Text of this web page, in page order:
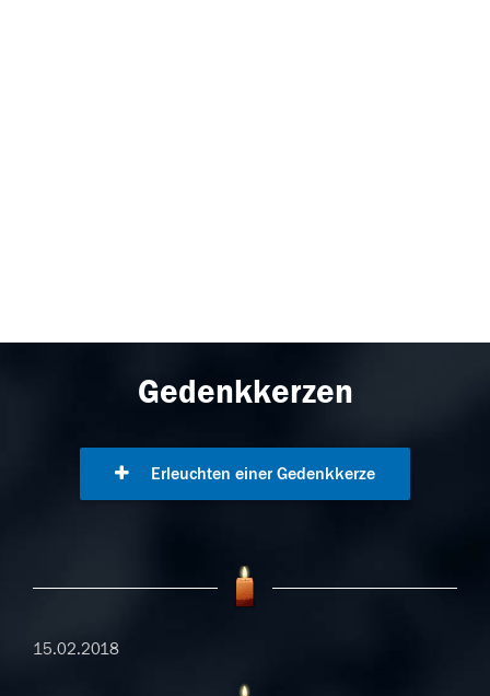
Gedenkkerzen
Erleuchten einer Gedenkkerze
15.02.2018